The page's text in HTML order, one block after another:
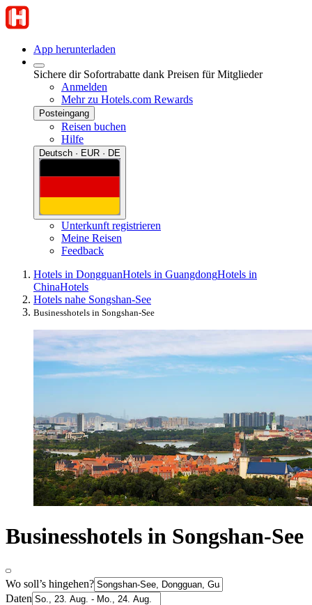
App herunterladen
Sichere dir Sofortrabatte dank Preisen für Mitglieder
Anmelden
Mehr zu Hotels.com Rewards
Posteingang
Reisen buchen
Hilfe
Deutsch · EUR · DE
Unterkunft registrieren
Meine Reisen
Feedback
Hotels in DongguanHotels in GuangdongHotels in
ChinaHotels
Hotels nahe Songshan-See
Businesshotels in Songshan-See
Businesshotels in Songshan-See
Wo soll’s hingehen?
Daten